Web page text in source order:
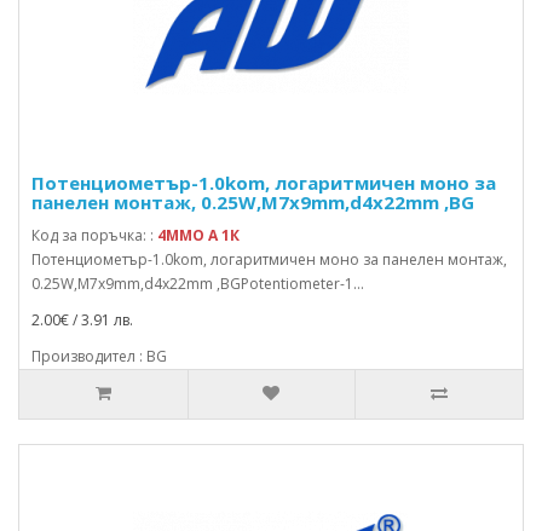
Потенциометър-1.0kom, логаритмичен моно за
панелен монтаж, 0.25W,M7x9mm,d4x22mm ,BG
Код за поръчка: : 4MMO A 1К
Потенциометър-1.0kom, логаритмичен моно за панелен монтаж,
0.25W,M7x9mm,d4x22mm ,BGPotentiometer-1...
2.00€ / 3.91 лв.
Производител : BG